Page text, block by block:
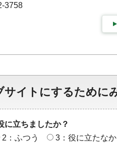
3758
サイトにするために
に立ちましたか？
2：ふつう
3：役に立たな